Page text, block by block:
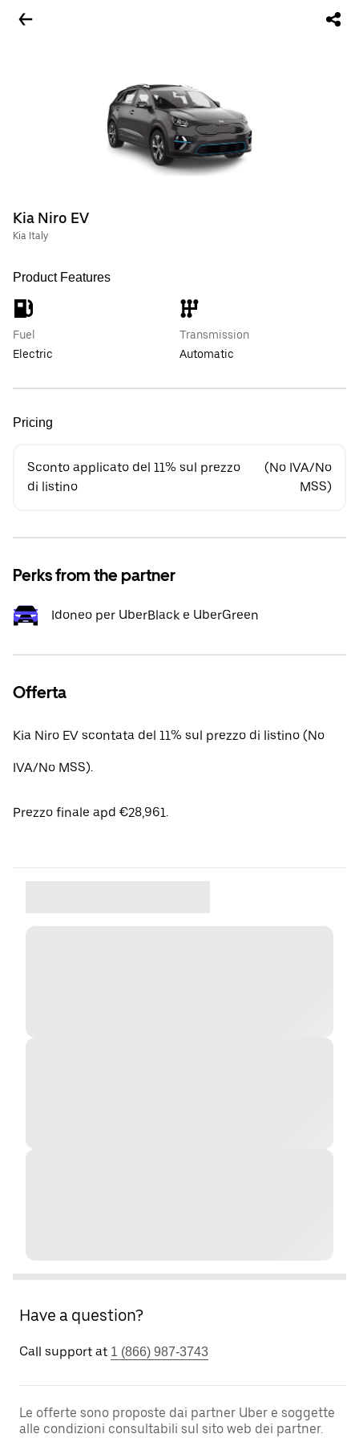
Kia Niro EV
Kia Italy
Product Features
Fuel
Electric
Transmission
Automatic
Pricing
Sconto applicato del 11% sul prezzo
di listino
(No IVA/No
MSS)
Perks from the partner
Idoneo per UberBlack e UberGreen
Offerta
Kia Niro EV scontata del 11% sul prezzo di listino (No
IVA/No MSS).
Prezzo finale apd €28,961.
Have a question?
Call support at 1 (866) 987-3743
Le offerte sono proposte dai partner Uber e soggette
alle condizioni consultabili sul sito web dei partner.